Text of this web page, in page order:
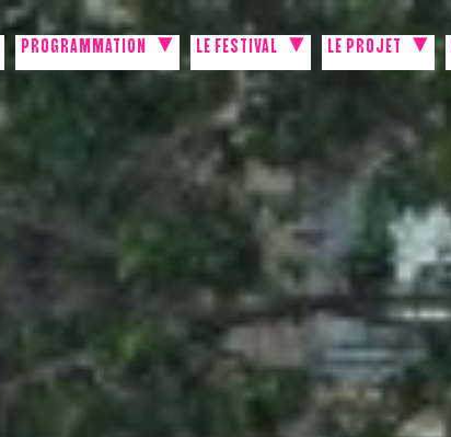
PROGRAMMATION LE FESTIVAL LE PROJET